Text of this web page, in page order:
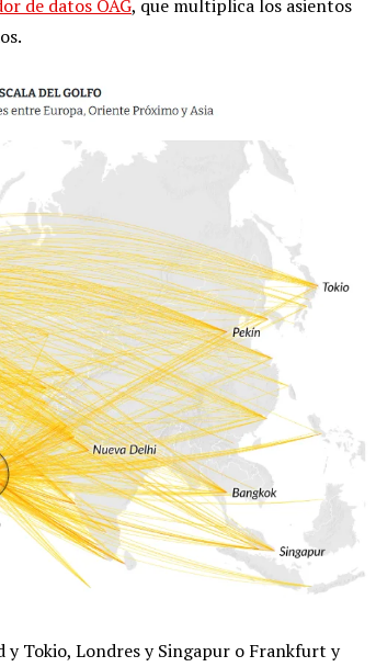
de datos OAG, que multiplica los asientos
Tokio, Londres y Singapur o Frankfurt y